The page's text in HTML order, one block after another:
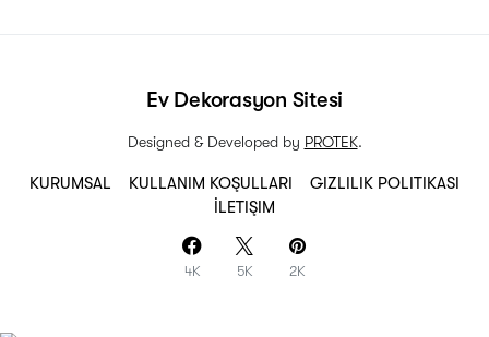
KURUMSAL KULLANIM KOŞULLARI
GIZLILIK POLITIKASI
İLETIŞIM
4K 5K 2K
Ev Dekorasyon Sitesi
Designed & Developed by PROTEK.